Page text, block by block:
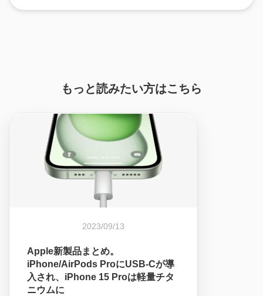
もっと読みたい方はこちら
2023/09/13
Apple新製品まとめ。
iPhone/AirPods ProにUSB-Cが導
入され、iPhone 15 Proは軽量チタ
ニウムに